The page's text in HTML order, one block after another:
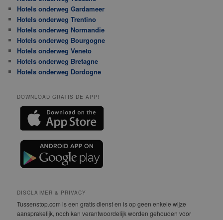
Hotels onderweg Gardameer
Hotels onderweg Trentino
Hotels onderweg Normandie
Hotels onderweg Bourgogne
Hotels onderweg Veneto
Hotels onderweg Bretagne
Hotels onderweg Dordogne
DOWNLOAD GRATIS DE APP!
DISCLAIMER & PRIVACY
Tussenstop.com is een gratis dienst en is op geen enkele wijze
aansprakelijk, noch kan verantwoordelijk worden gehouden voor